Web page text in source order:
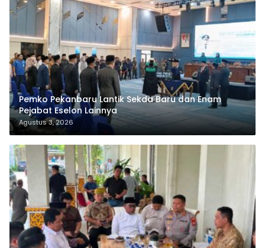
Pemko Pekanbaru Lantik Sekda Baru dan Enam
Pejabat Eselon Lainnya
Agustus 3, 2026